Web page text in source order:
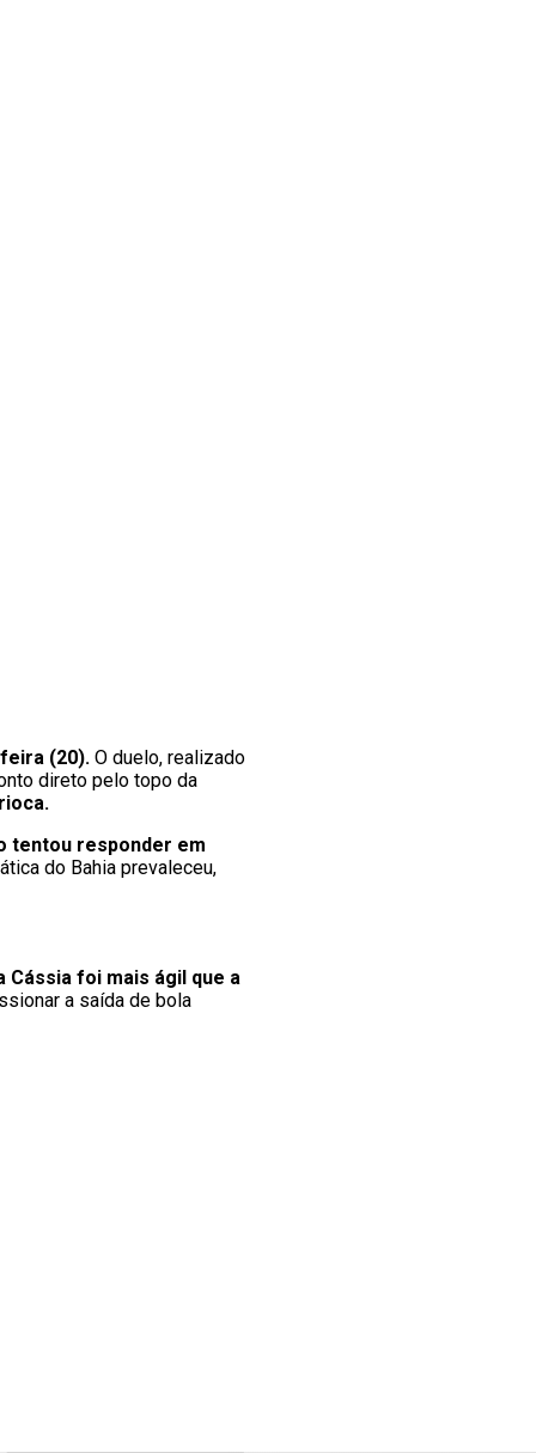
(20). O duelo, realizado
direto pelo topo da
tentou responder em
do Bahia prevaleceu,
Cássia foi mais ágil que a
a saída de bola